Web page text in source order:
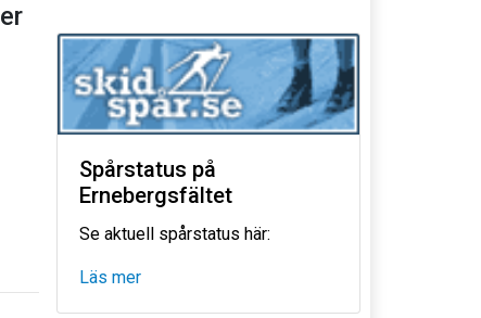
Spårstatus på
Ernebergsfältet
Se aktuell spårstatus här:
Läs mer